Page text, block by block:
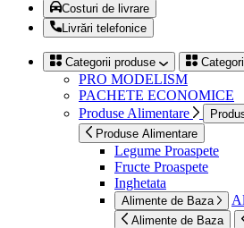
Costuri de livrare
Livrări telefonice
Categorii produse
PRO MODELISM
PACHETE ECONOMICE
Produse Alimentare
Produse Alimentare
Legume Proaspete
Fructe Proaspete
Inghetata
Alimente de Baza
Alimente de Baza